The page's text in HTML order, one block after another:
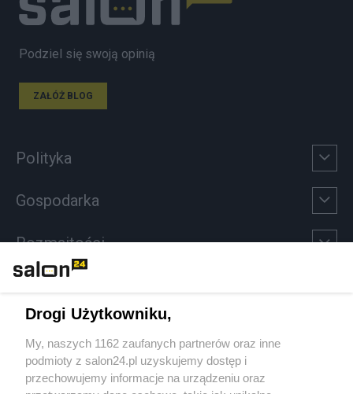
Podziel się swoją opinią
ZAŁÓŻ BLOG
Polityka
Gospodarka
Rozmaitości
Sport
Społeczeństwo
Drogi Użytkowniku,
My, naszych 1162 zaufanych partnerów oraz inne
podmioty z salon24.pl uzyskujemy dostęp i
przechowujemy informacje na urządzeniu oraz